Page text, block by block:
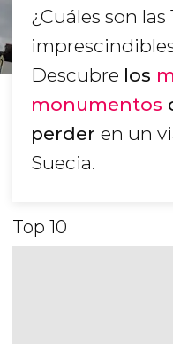
¿Cuáles son las
Descubre los
monumentos
perder en un
Suecia.
Top 10